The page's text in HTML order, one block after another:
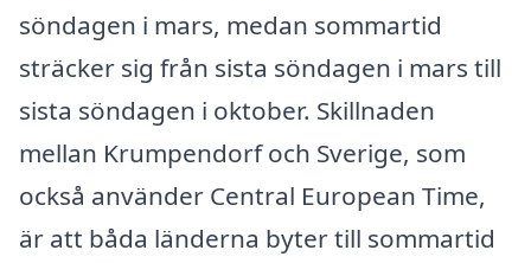
söndagen i mars, medan sommartid
sträcker sig från sista söndagen i mars till
sista söndagen i oktober. Skillnaden
mellan Krumpendorf och Sverige, som
också använder Central European Time,
är att båda länderna byter till sommartid